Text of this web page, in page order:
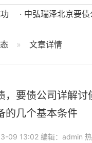
· 中弘瑞泽北京要债
文章详情
，要债公司详解讨
的几个基本条件
09 13:02 编辑：admin